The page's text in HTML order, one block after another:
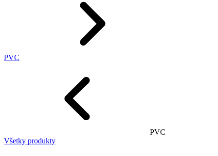
PVC
PVC
Všetky produkty